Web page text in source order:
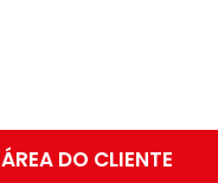
ÁREA DO CLIENTE